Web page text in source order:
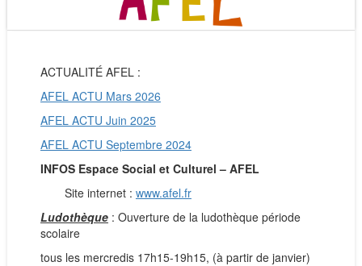
ACTUALITÉ AFEL :
AFEL ACTU Mars 2026
AFEL ACTU Juin 2025
AFEL ACTU Septembre 2024
INFOS Espace Social et Culturel – AFEL
Site internet : www.afel.fr
Ludothèque: Ouverture de la ludothèque période
scolaire
tous les mercredis 17h15-19h15, (à partir de janvier)